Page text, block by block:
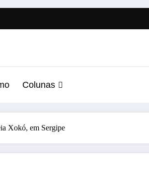
Colunas
Xokó, em Sergipe